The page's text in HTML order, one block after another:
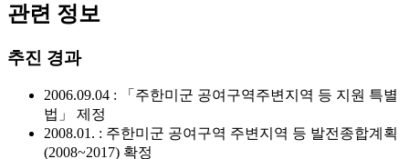
관련 정보
추진 경과
2006.09.04 : 「주한미군 공여구역주변지역 등 지원 특별
법」 제정
2008.01. : 주한미군 공여구역 주변지역 등 발전종합계획
(2008~2017) 확정